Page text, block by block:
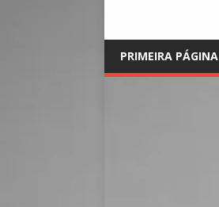
PRIMEIRA PÁGINA